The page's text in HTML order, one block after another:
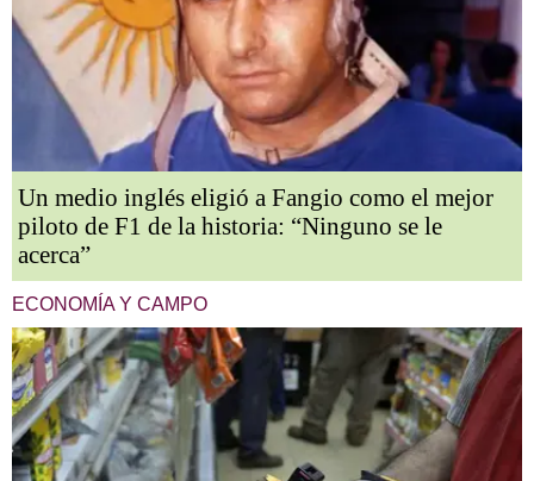
Un medio inglés eligió a Fangio como el mejor
piloto de F1 de la historia: “Ninguno se le
acerca”
ECONOMÍA Y CAMPO